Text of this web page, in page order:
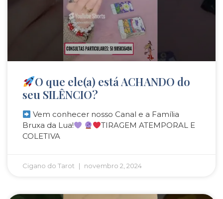
O que ele(a) está ACHANDO do
seu SILÊNCIO?
Vem conhecer nosso Canal e a Família
Bruxa da Lua!
TIRAGEM ATEMPORAL E
COLETIVA
Cigano do Tarot novembro 2, 2024